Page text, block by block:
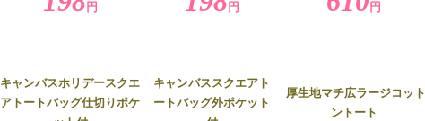
円 円 円
キャンバスホリデースクエ
アトートバッグ仕切りポケ
キャンバススクエアト
ートバッグ外ポケット
厚生地マチ広ラージコット
ントート